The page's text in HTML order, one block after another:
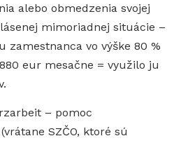
alebo obmedzenia svojej
mimoriadnej situácie –
zamestnanca vo výške 80 %
eur mesačne = využilo ju
– pomoc
SZČO, ktoré sú